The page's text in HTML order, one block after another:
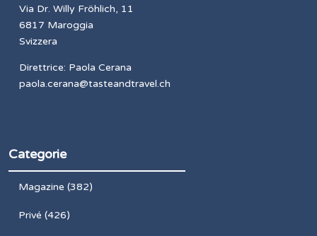
Via Dr. Willy Fröhlich, 11
6817 Maroggia
Svizzera
Direttrice: Paola Cerana
paola.cerana@tasteandtravel.ch
Categorie
Magazine (382)
Privé (426)